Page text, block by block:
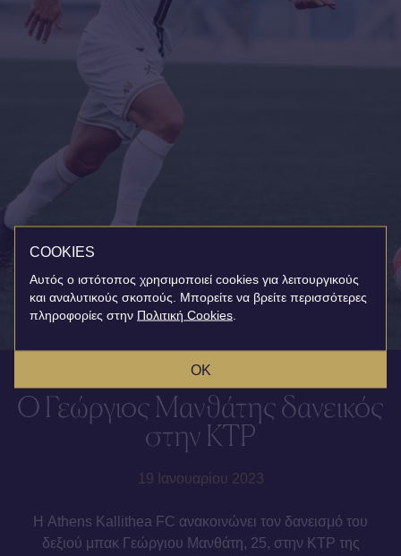
Ο Γεώργιος Μανθάτης δανεικός
στην KTP
19 Ιανουαρίου 2023
Η Athens Kallithea FC ανακοινώνει τον δανεισμό του
δεξιού μπακ Γεώργιου Μανθάτη, 25, στην KTP της
COOKIES
Αυτός ο ιστότοπος χρησιμοποιεί cookies για λειτουργικούς
και αναλυτικούς σκοπούς. Μπορείτε να βρείτε περισσότερες
πληροφορίες στην Πολιτική Cookies
OK